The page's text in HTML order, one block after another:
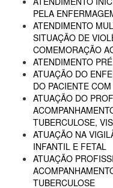
PELA
ATENDIMENTO
SITUAÇÃO DE
COMEMORAÇÃO
ATENDIMENTO
ATUAÇÃO DO
DO PACIENTE
ATUAÇÃO DO
TUBERCULOSE,
ATUAÇÃO NA
INFANTIL E FETAL
ATUAÇÃO
TUBERCULOSE